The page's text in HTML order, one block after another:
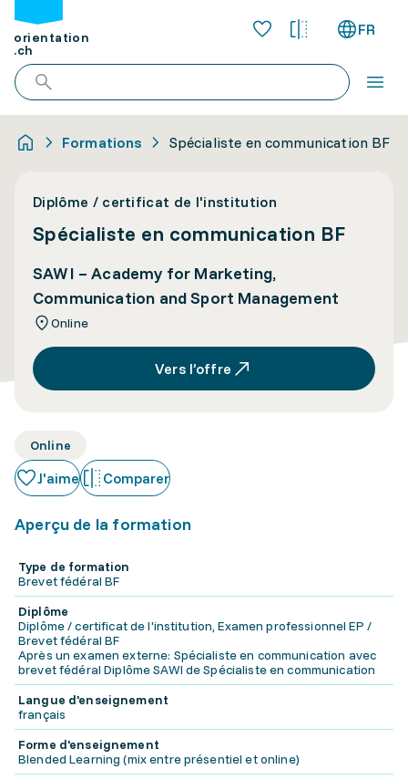
orientation
.ch
FR
Formations Spécialiste en communication BF
Diplôme / certificat de l'institution
Spécialiste en communication BF
SAWI – Academy for Marketing,
Communication and Sport Management
Online
Vers l’offre
Online
J'aime Comparer
Aperçu de la formation
Type de formation
Brevet fédéral BF
Diplôme
Diplôme / certificat de l'institution, Examen professionnel EP /
Brevet fédéral BF
Après un examen externe: Spécialiste en communication avec
brevet fédéral Diplôme SAWI de Spécialiste en communication
Langue d'enseignement
français
Forme d'enseignement
Blended Learning (mix entre présentiel et online)